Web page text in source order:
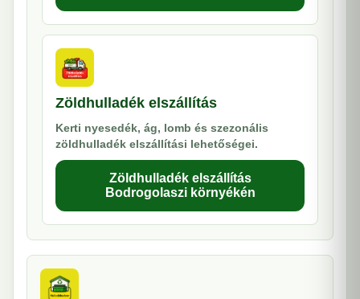
Zöldhulladék elszállítás
Kerti nyesedék, ág, lomb és szezonális
zöldhulladék elszállítási lehetőségei.
Zöldhulladék elszállítás
Bodrogolaszi környékén